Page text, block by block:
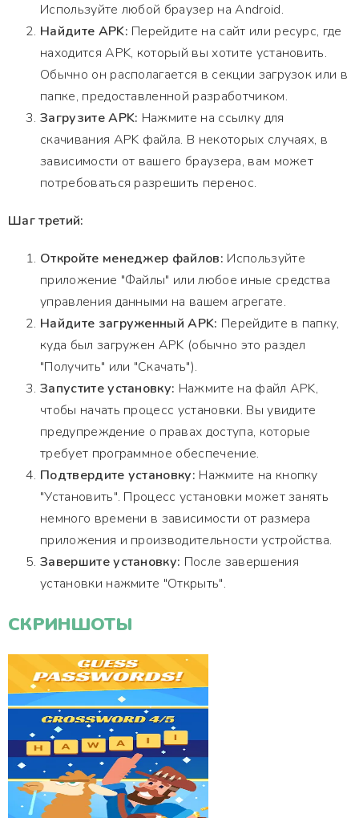
Используйте любой браузер на Android.
Найдите APK: Перейдите на сайт или ресурс, где
находится APK, который вы хотите установить.
Обычно он располагается в секции загрузок или в
папке, предоставленной разработчиком.
Загрузите APK: Нажмите на ссылку для
скачивания APK файла. В некоторых случаях, в
зависимости от вашего браузера, вам может
потребоваться разрешить перенос.
Шаг третий:
Откройте менеджер файлов: Используйте
приложение "Файлы" или любое иные средства
управления данными на вашем агрегате.
Найдите загруженный APK: Перейдите в папку,
куда был загружен APK (обычно это раздел
"Получить" или "Скачать").
Запустите установку: Нажмите на файл APK,
чтобы начать процесс установки. Вы увидите
предупреждение о правах доступа, которые
требует программное обеспечение.
Подтвердите установку: Нажмите на кнопку
"Установить". Процесс установки может занять
немного времени в зависимости от размера
приложения и производительности устройства.
Завершите установку: После завершения
установки нажмите "Открыть".
СКРИНШОТЫ